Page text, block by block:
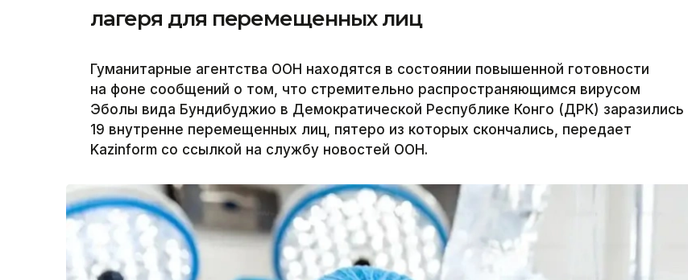
лагеря для перемещенных лиц
Гуманитарные агентства ООН находятся в состоянии повышенной готовности
на фоне сообщений о том, что стремительно распространяющимся вирусом
Эболы вида Бундибуджио в Демократической Республике Конго (ДРК) заразились
19 внутренне перемещенных лиц, пятеро из которых скончались, передает
Kazinform со ссылкой на службу новостей ООН.